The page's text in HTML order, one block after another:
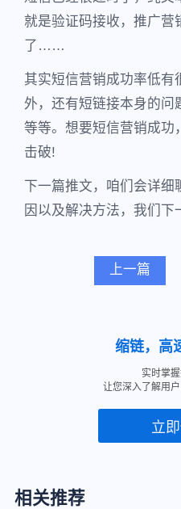
就是验证码接收，推广营
了……
其实短信营销成功率低有
外，还有短链接本身的问
等等。想要短信营销成功
击破!
下一篇推文，咱们会详细
因以及解决方法，我们下
上一篇
缩链，高
实时掌
让您深入了解用
立
相关推荐